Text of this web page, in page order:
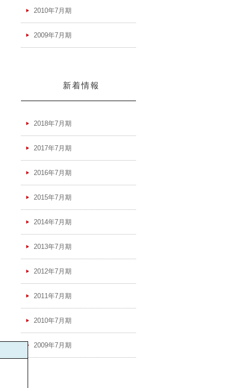
2010年7月期
2009年7月期
新着情報
2018年7月期
2017年7月期
2016年7月期
2015年7月期
2014年7月期
2013年7月期
2012年7月期
2011年7月期
2010年7月期
2009年7月期